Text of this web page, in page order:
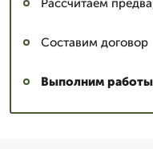
Рассчитаем
Составим договор
Выполним работы